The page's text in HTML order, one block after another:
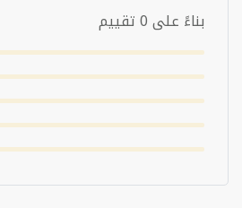
بناءً على 0 تقييم